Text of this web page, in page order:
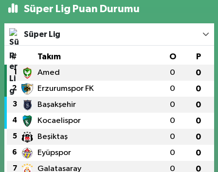
Süper Lig Puan Durumu
Süper Lig
# Takım O P
1 Amed 0 0
2 Erzurumspor FK 0 0
3 Başakşehir 0 0
4 Kocaelispor 0 0
5 Beşiktaş 0 0
6 Eyüpspor 0 0
7 Galatasaray 0 0